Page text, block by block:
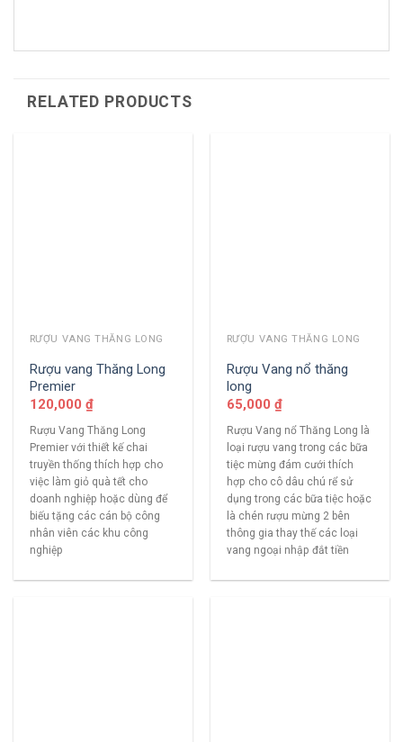
RELATED PRODUCTS
RƯỢU VANG THĂNG LONG
Rượu vang Thăng Long
Premier
120,000 ₫
Rượu Vang Thăng Long
Premier với thiết kế chai
truyền thống thích hợp cho
việc làm giỏ quà tết cho
doanh nghiệp hoặc dùng để
biếu tặng các cán bộ công
nhân viên các khu công
nghiệp
RƯỢU VANG THĂNG LONG
Rượu Vang nổ thăng
long
65,000 ₫
Rượu Vang nổ Thăng Long là
loại rượu vang trong các bữa
tiệc mừng đám cưới thích
hợp cho cô dâu chú rể sử
dụng trong các bữa tiệc hoặc
là chén rượu mừng 2 bên
thông gia thay thế các loại
vang ngoại nhập đắt tiền